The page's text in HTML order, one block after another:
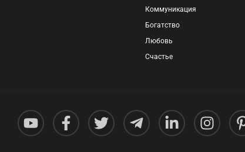
Коммуникация
Богатство
Любовь
Счастье